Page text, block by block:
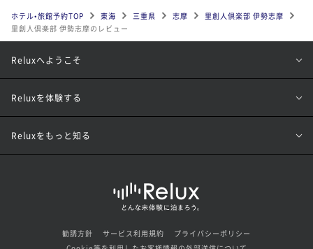
ホテル•旅館予約TOP 東海 三重県 志摩
里創人倶楽部 伊勢志摩
里創人倶楽部 伊勢志摩のレビュー
Reluxへようこそ
Reluxを体験する
Reluxをもっと知る
勧誘方針 サービス利用規約
プライバシーポリシー